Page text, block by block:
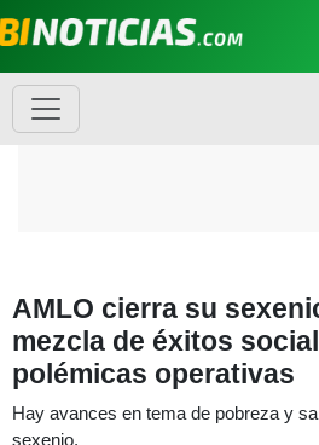
AMLO cierra su
mezcla de éxitos
polémicas operativas
Hay avances en tema de pobreza y
sexenio.